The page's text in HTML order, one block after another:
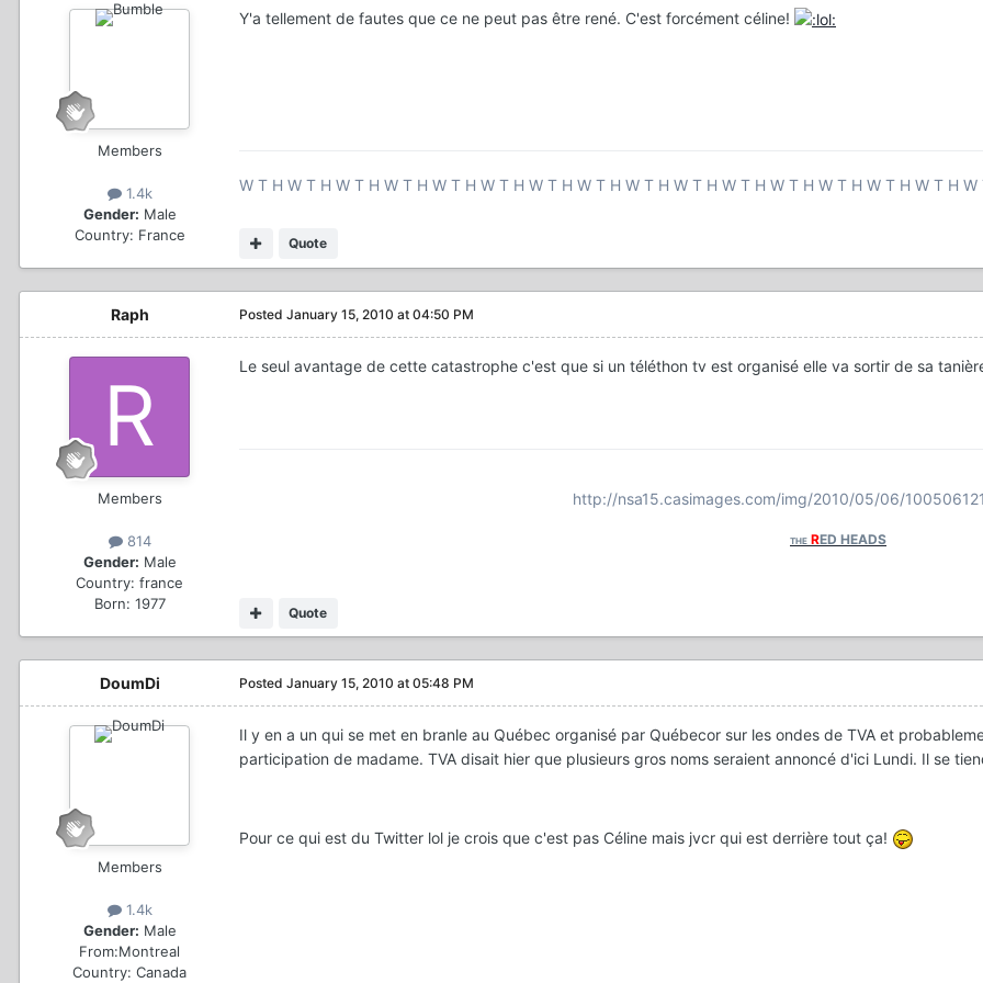
Members
1.4k
Gender: Male
Country: France
Y'a tellement de fautes que ce ne peut pas être rené. C'est forcément céline!
Quote
W T H W T H W T H W T H W T H W T H W T H W T H W T H W T H W T H W T H W T H W T H W T H W
Raph
Members
814
Gender: Male
Country: france
Born: 1977
Posted January 15, 2010 at 04:50 PM
Le seul avantage de cette catastrophe c'est que si un téléthon tv est organisé elle va sortir de sa
Quote
http://nsa15.casimages.com/img/2010/05/06/
THE RED HEADS
DoumDi
Members
1.4k
Gender: Male
From:Montreal
Country: Canada
Posted January 15, 2010 at 05:48 PM
Il y en a un qui se met en branle au Québec organisé par Québecor sur les ondes de TVA et
participation de madame. TVA disait hier que plusieurs gros noms seraient annoncé d'ici Lundi. Il se
Pour ce qui est du Twitter lol je crois que c'est pas Céline mais jvcr qui est derrière tout ça!